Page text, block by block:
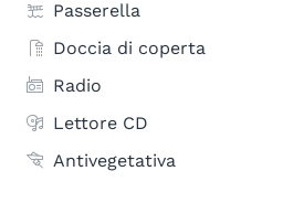
Passerella
Doccia di coperta
Radio
Lettore CD
Antivegetativa